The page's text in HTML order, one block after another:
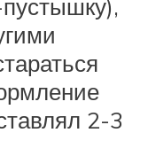
2-3